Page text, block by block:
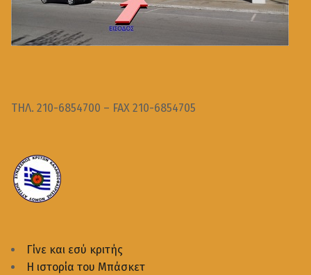
ΤΗΛ. 210-6854700 – FAX 210-6854705
Γίνε και εσύ κριτής
Η ιστορία του Μπάσκετ